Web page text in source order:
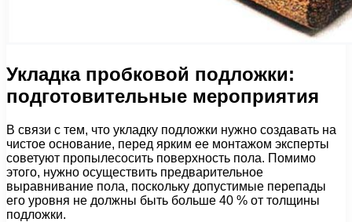
Укладка пробковой подложки:
подготовительные мероприятия
В связи с тем, что укладку подложки нужно создавать на
чистое основание, перед ярким ее монтажом эксперты
советуют пропылесосить поверхность пола. Помимо
этого, нужно осуществить предварительное
выравнивание пола, поскольку допустимые перепады
его уровня не должны быть больше 40 % от толщины
подложки.